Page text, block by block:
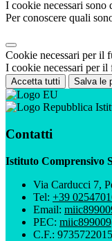
I cookie necessari
Per conoscere quali
Cookie necessari per il
I cookie necessari per il
Accetta tutti Salva le
Contatti
Istituto Comprensivo
Via Carducci 7,
Tel: +39
Email:
PEC:
C.F.: